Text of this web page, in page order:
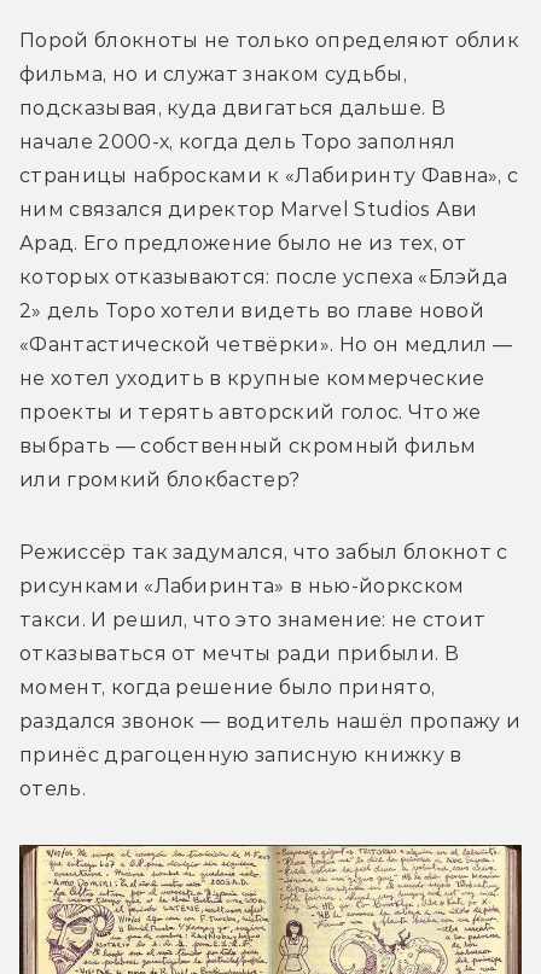
Порой блокноты не только определяют облик
фильма, но и служат знаком судьбы,
подсказывая, куда двигаться дальше. В
начале 2000-х, когда дель Торо заполнял
страницы набросками к «Лабиринту Фавна», с
ним связался директор Marvel Studios Ави
Арад. Его предложение было не из тех, от
которых отказываются: после успеха «Блэйда
2» дель Торо хотели видеть во главе новой
«Фантастической четвёрки». Но он медлил —
не хотел уходить в крупные коммерческие
проекты и терять авторский голос. Что же
выбрать — собственный скромный фильм
или громкий блокбастер?
Режиссёр так задумался, что забыл блокнот с
рисунками «Лабиринта» в нью-йоркском
такси. И решил, что это знамение: не стоит
отказываться от мечты ради прибыли. В
момент, когда решение было принято,
раздался звонок — водитель нашёл пропажу и
принёс драгоценную записную книжку в
отель.